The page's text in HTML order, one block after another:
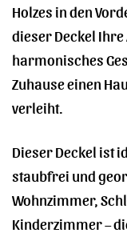
Holzes in den
dieser Deckel
harmonisches
Zuhause einen
verleiht.
Dieser Deckel ist
staubfrei und
Wohnzimmer,
Kinderzimmer –